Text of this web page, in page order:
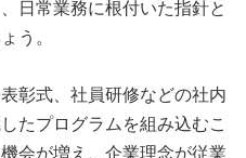
日常業務に根付いた指針と
う。
彰式、社員研修などの社内
たプログラムを組み込むこ
会が増え、企業理念が従業